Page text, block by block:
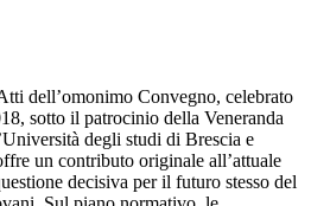
dell’omonimo Convegno, celebrato
sotto il patrocinio della Veneranda
degli studi di Brescia e
un contributo originale all’attuale
decisiva per il futuro stesso del